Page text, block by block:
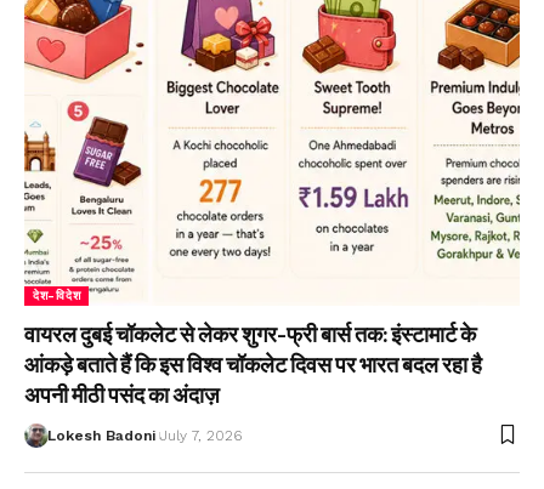
देश-विदेश
वायरल दुबई चॉकलेट से लेकर शुगर-फ्री बार्स तक: इंस्टामार्ट के
आंकड़े बताते हैं कि इस विश्व चॉकलेट दिवस पर भारत बदल रहा है
अपनी मीठी पसंद का अंदाज़
Lokesh Badoni July 7, 2026